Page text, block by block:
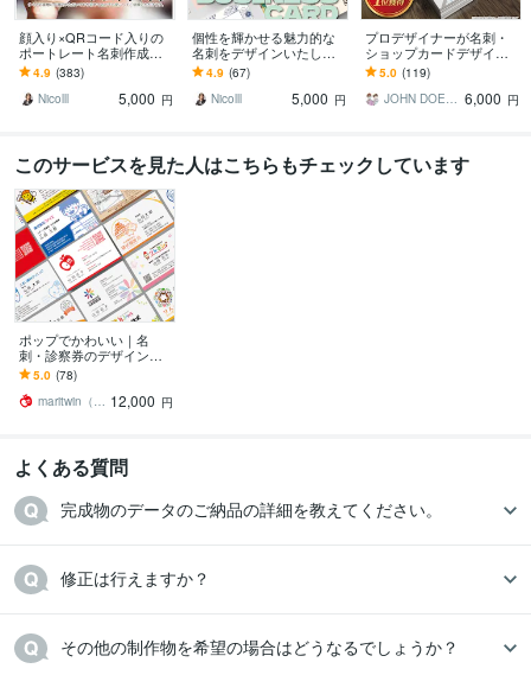
顔入り×QRコード入りの
ポートレート名刺作成し
ます インストラクターや
フリーの事業者にオスス
メ ポートレート名刺
4.9 (383)
Nicolll
5,000 円
個性を輝かせる魅力的な
名刺をデザインいたしま
す 様々な個性に沿ったオ
リジナル名刺をデザイン
いたします
4.9 (67)
Nicolll
5,000 円
プロデザイナーが名刺・
ショップカードデザイン
します 名刺・診察券・ポ
イントカード対応。デザ
イン歴20年のプロ
5.0 (119)
JOHN DOE＠販売実績4800件以上 6,000 円
このサービスを見た人はこちらもチェックしています
ポップでかわいい｜名
刺・診察券のデザインし
ます プロがオリジナル名
刺を作成。2案ご提案・修
正回数は無制限！
5.0 (78)
maritwin（まりつぃん） 12,000 円
よくある質問
完成物のデータのご納品の詳細を教えてください。
修正は行えますか？
その他の制作物を希望の場合はどうなるでしょうか？